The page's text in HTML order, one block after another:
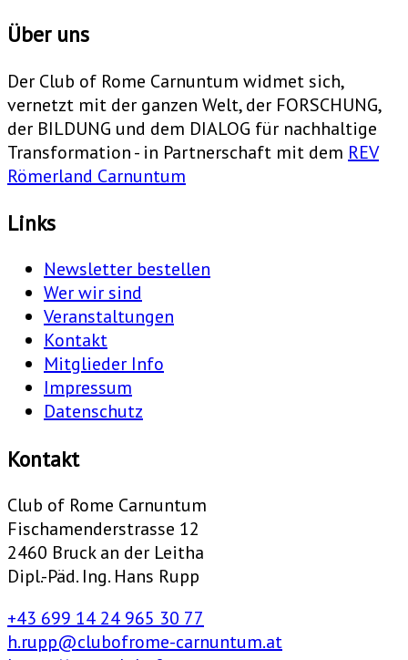
Über uns
Der Club of Rome Carnuntum widmet sich,
vernetzt mit der ganzen Welt, der FORSCHUNG,
der BILDUNG und dem DIALOG für nachhaltige
Transformation - in Partnerschaft mit dem REV
Römerland Carnuntum
Links
Newsletter bestellen
Wer wir sind
Veranstaltungen
Kontakt
Mitglieder Info
Impressum
Datenschutz
Kontakt
Club of Rome Carnuntum
Fischamenderstrasse 12
2460 Bruck an der Leitha
Dipl.-Päd. Ing. Hans Rupp
+43 699 14 24 965 30 77
h.rupp@clubofrome-carnuntum.at